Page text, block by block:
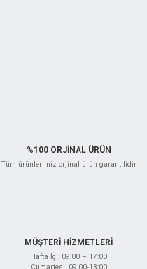
%100 ORJİNAL ÜRÜN
Tüm ürünlerimiz orjinal ürün garantilidir
MÜŞTERİ HİZMETLERİ
Hafta İçi: 09:00 – 17:00
Cumartesi: 09:00-13:00